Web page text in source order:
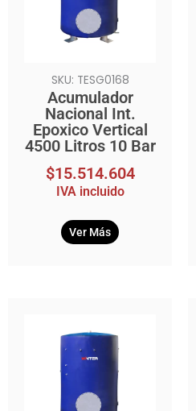
SKU: TESG0168
Acumulador
Nacional Int.
Epoxico Vertical
4500 Litros 10 Bar
$15.514.604
IVA incluido
Ver Más